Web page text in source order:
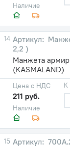
Наличие
14
2,2 )
Манжета
(KASMALAND)
Наличие
Цена с НДС
211 руб.
К
15